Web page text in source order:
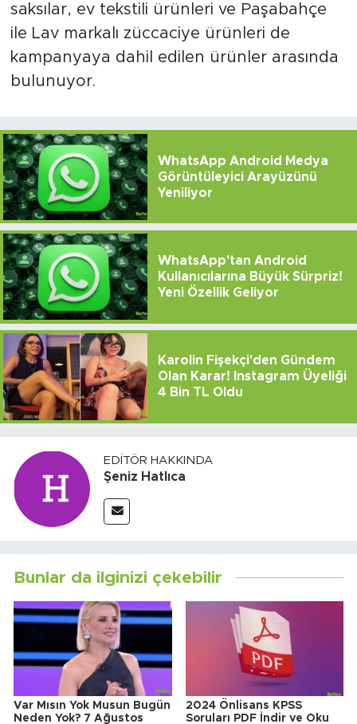
saksılar, ev tekstili ürünleri ve Paşabahçe
ile Lav markalı züccaciye ürünleri de
kampanyaya dahil edilen ürünler arasında
bulunuyor.
WhatsApp Android Medya
Görüntüleyici Arayüzünü
Yeniliyor
WhatsApp'tan Android
Kullanıcılarına Büyük Sürpriz!
Yeni Özellik Geliyor
Karolin Fişekçi'den Gündem
Olan Karar! Instagram Üyeliği
4 Bin TL Oldu
EDITÖR HAKKINDA
Şeniz Hatlıca
Bunlar da ilginizi çekebilir
Var Mısın Yok Musun Bugün
Neden Yok? 7 Ağustos
2024 Önlisans KPSS
Soruları PDF İndir ve Oku